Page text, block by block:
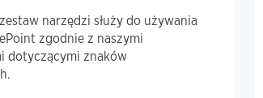
narzędzi służy do używania
zgodnie z naszymi
dotyczącymi znaków